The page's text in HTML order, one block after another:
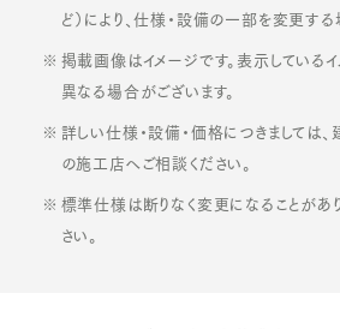
ど）により、仕様・設備の一部を変更する
掲載画像はイメージです。表示している
異なる場合がございます。
詳しい仕様・設備・価格につきましては
の施工店へご相談ください。
標準仕様は断りなく変更になることがあ
さい。